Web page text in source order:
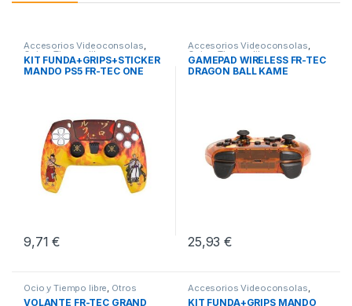
Accesorios Videoconsolas,
Ocio y Tiempo libre,
Videoconsolas
KIT FUNDA+GRIPS+STICKER
MANDO PS5 FR-TEC ONE
9,71€
Accesorios Videoconsolas,
Ocio y Tiempo libre,
Videoconsolas
GAMEPAD WIRELESS FR-TEC
DRAGON BALL KAME
25,93€
Ocio y Tiempo libre, Otros
Periféricos ,Volantes
VOLANTE FR-TEC GRAND
Accesorios Videoconsolas,
Ocio y Tiempo libre,
KIT FUNDA+GRIPS MANDO